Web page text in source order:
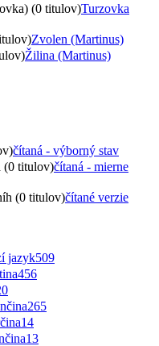
(0 titulov)Turzovka
Zvolen (Martinus)
Žilina (Martinus)
čítaná - výborný stav
(0 titulov)čítaná - mierne
(0 titulov)čítané verzie
jazyk509
456
265
14
13